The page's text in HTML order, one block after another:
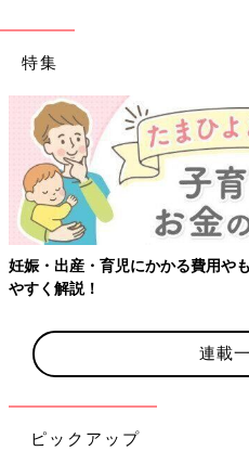
特集
金をわかり 【ワクチン接種で
連載
ピックアップ